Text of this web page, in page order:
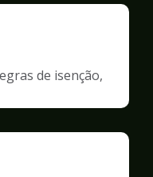
de isenção,